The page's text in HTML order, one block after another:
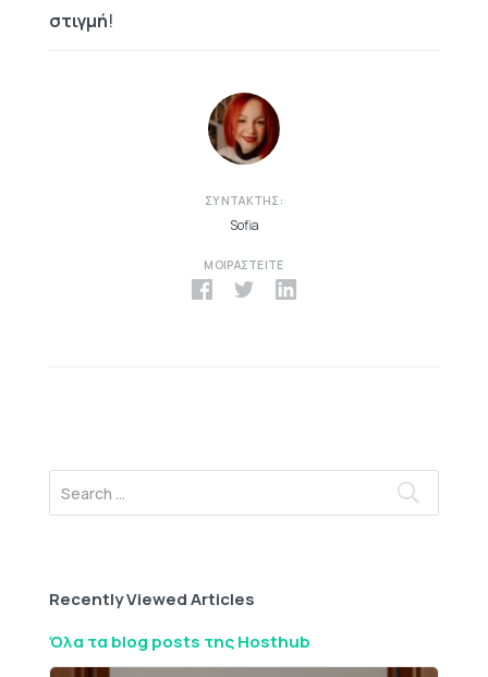
στιγμή!
ΣΥΝΤΆΚΤΗΣ:
Sofia
ΜΟΙΡΑΣΤΕΊΤΕ
Recently Viewed Articles
Όλα τα blog posts της Hosthub